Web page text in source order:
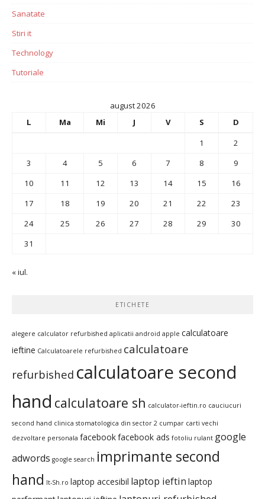
Sanatate
Stiri it
Technology
Tutoriale
august 2026
L
Ma Mi J V S
D
1
2
3
4 5 6 7 8
9
10
11 12 13 14 15
16
17
18 19 20 21 22
23
24
25 26 27 28 29
30
31
« iul.
ETICHETE
alegere calculator refurbished aplicatii android apple calculatoare
ieftine Calculatoarele refurbished calculatoare
refurbished calculatoare second
hand calculatoare sh calculator-ieftin.ro cauciucuri
second hand clinica stomatologica din sector 2 cumpar carti vechi
dezvoltare personala facebookfacebook ads fotoliu rulant google
adwords google search imprimante second
hand It-Sh.ro laptop accesibil laptop ieftin laptop